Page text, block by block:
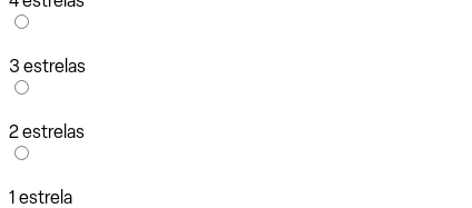
3 estrelas
2 estrelas
1 estrela